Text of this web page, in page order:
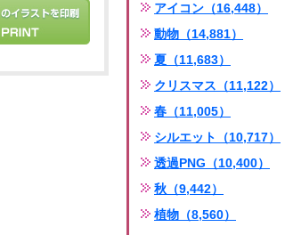
アイコン（16,448）
動物（14,881）
夏（11,683）
クリスマス（11,122）
春（11,005）
シルエット（10,717）
透過PNG（10,400）
秋（9,442）
植物（8,560）